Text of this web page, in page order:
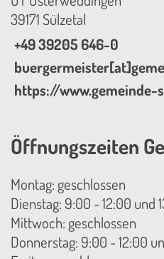
39171 Sülzetal
+49 39205 646-0
https://www.gemeinde-
Öffnungszeiten
Montag: geschlossen
Dienstag: 9:00 - 12:00 und
Mittwoch: geschlossen
Donnerstag: 9:00 - 12:00